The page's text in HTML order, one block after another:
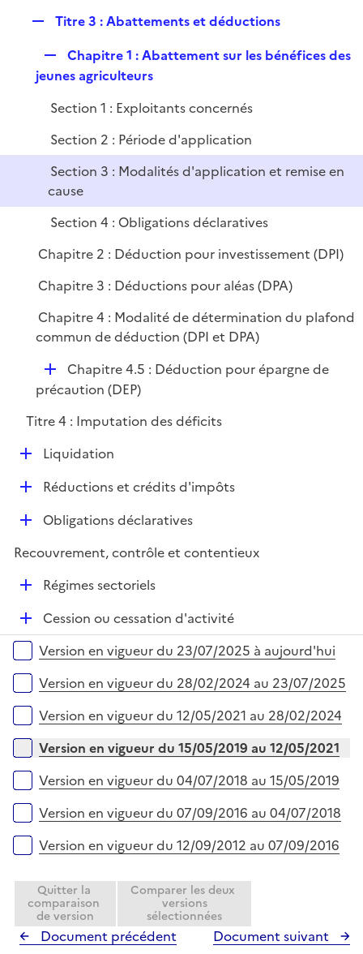
e
e
r
e
r
p
l
e
r
Titre 3 : Abattements et déductions
e
l
e
r
Chapitre 1 : Abattement sur les bénéfices des
jeunes agriculteurs
Section 1 : Exploitants concernés
Section 2 : Période d'application
Section 3 : Modalités d'application et remise en
cause
Section 4 : Obligations déclaratives
Chapitre 2 : Déduction pour investissement (DPI)
Chapitre 3 : Déductions pour aléas (DPA)
Chapitre 4 : Modalité de détermination du plafond
commun de déduction (DPI et DPA)
D
é
l
e
r
Chapitre 4.5 : Déduction pour épargne de
précaution (DEP)
Titre 4 : Imputation des déficits
D
e
Liquidation
D
i
Réductions et crédits d'impôts
D
p
r
Obligations déclaratives
Recouvrement, contrôle et contentieux
D
e
Régimes sectoriels
D
é
p
e
Cession ou cessation d'activité
Versions sur la période
Version en vigueur du 23/07/2025 à aujourd'hui
Version en vigueur du 28/02/2024 au 23/07/2025
Version en vigueur du 12/05/2021 au 28/02/2024
Version en vigueur du 15/05/2019 au 12/05/2021
Version en vigueur du 04/07/2018 au 15/05/2019
Version en vigueur du 07/09/2016 au 04/07/2018
Version en vigueur du 12/09/2012 au 07/09/2016
Quitter la
comparaison
de version
Comparer les deux
versions
sélectionnées
Document précédent Document suivant